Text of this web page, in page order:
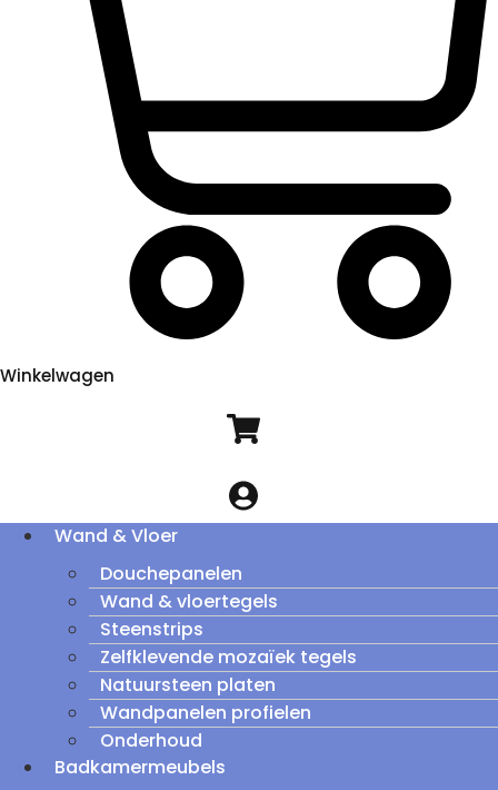
Winkelwagen
Wand & Vloer
Douchepanelen
Wand & vloertegels
Steenstrips
Zelfklevende mozaïek tegels
Natuursteen platen
Wandpanelen profielen
Onderhoud
Badkamermeubels